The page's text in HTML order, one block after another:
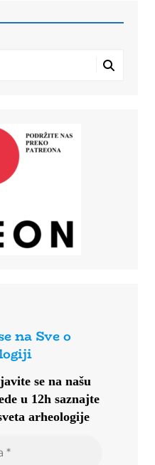
na Sve o
se na našu
u 12h saznajte
arheologije